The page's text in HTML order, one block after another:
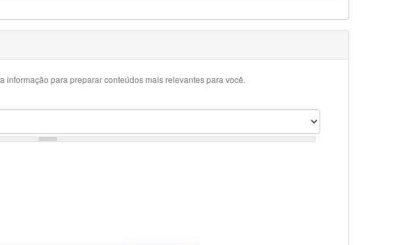
para preparar conteúdos mais relevantes para você.